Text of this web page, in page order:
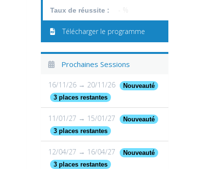
Taux de réussite :
Télécharger le programme
Prochaines Sessions
16/11/26 → 20/11/26
Nouveauté
3 places restantes
11/01/27 → 15/01/27
Nouveauté
3 places restantes
12/04/27 → 16/04/27
Nouveauté
3 places restantes